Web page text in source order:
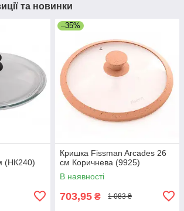
та новинки
(НК240)
–35%
Кришка Fissman Arcades 26
см Коричнева (9925)
В наявності
703,95 ₴ 1 083 ₴